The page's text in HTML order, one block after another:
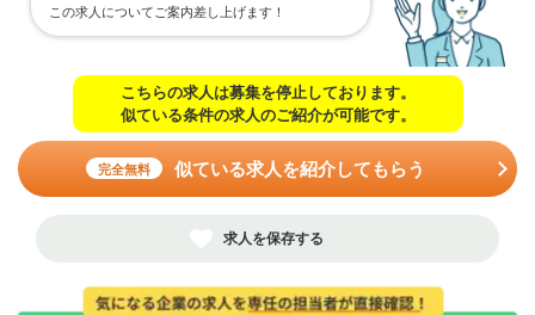
この求人についてご案内差し上げます！
こちらの求人は募集を停止しております。
似ている条件の求人のご紹介が可能です。
完全無料 似ている求人を紹介してもらう
求人を保存する